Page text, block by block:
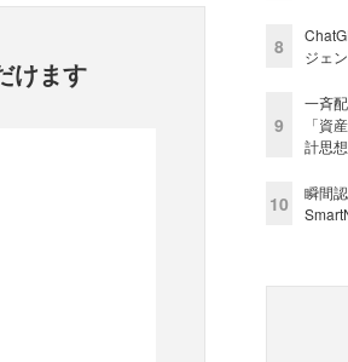
けます
8
ジェ
9
一斉
「資
計思想
10
瞬間